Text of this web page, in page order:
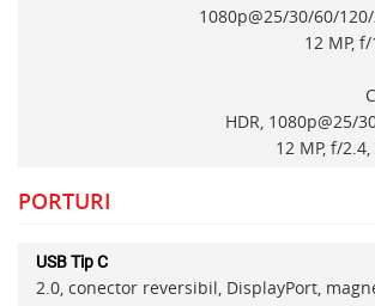
1080p@25/30/60/
12 MP,
HDR, 1080p@25/
12 MP, f/
PORTURI
USB Tip C
2.0, conector reversibil, DisplayPort,